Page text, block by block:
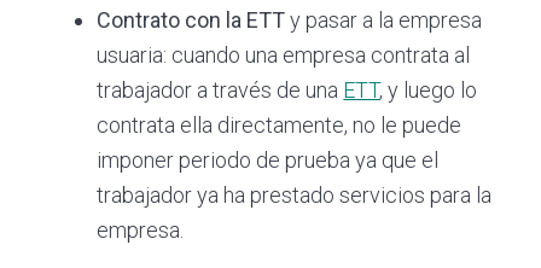
Contrato con la ETTy pasar a la empresa
usuaria: cuando una empresa contrata al
trabajador a través de una ETT, y luego lo
contrata ella directamente, no le puede
imponer periodo de prueba ya que el
trabajador ya ha prestado servicios para la
empresa.